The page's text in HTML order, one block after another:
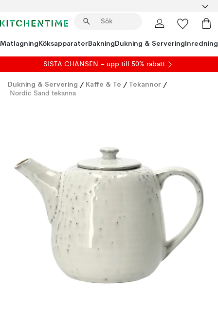
MatlagningKöksapparaterBakningDukning & ServeringInredning
SISTA CHANSEN – upp till 50% rabatt
Dukning & Servering / Kaffe & Te / Tekannor /
Nordic Sand tekanna